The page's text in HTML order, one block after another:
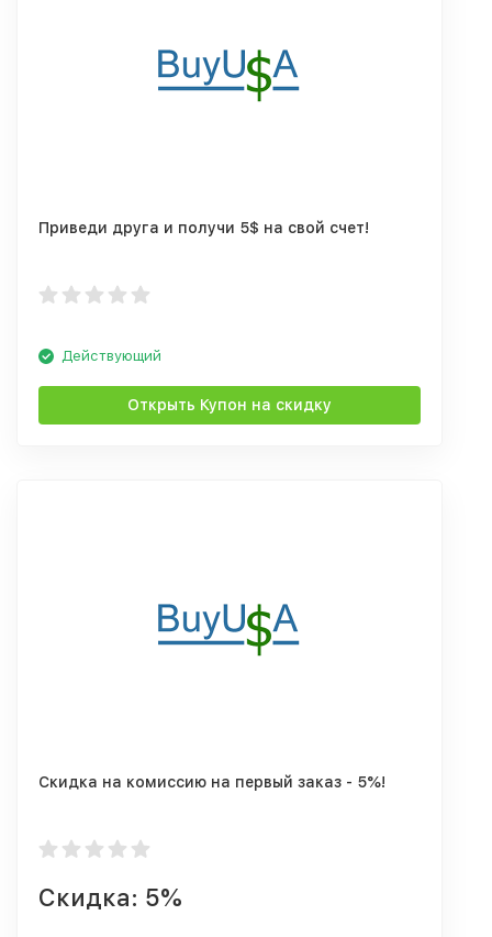
Приведи друга и получи 5$ на свой счет!
Действующий
Открыть Купон на скидку
Скидка на комиссию на первый заказ - 5%!
Скидка: 5%